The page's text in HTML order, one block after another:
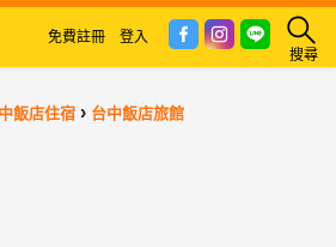
搜尋
免費註冊 登入
飯店住宿 › 台中飯店旅館